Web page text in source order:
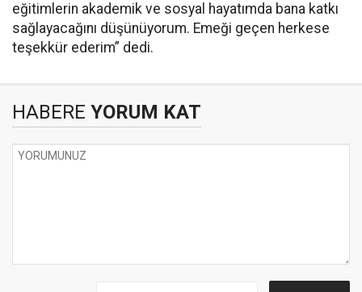
eğitimlerin akademik ve sosyal hayatımda bana katkı
sağlayacağını düşünüyorum. Emeği geçen herkese
teşekkür ederim” dedi.
HABERE YORUM KAT